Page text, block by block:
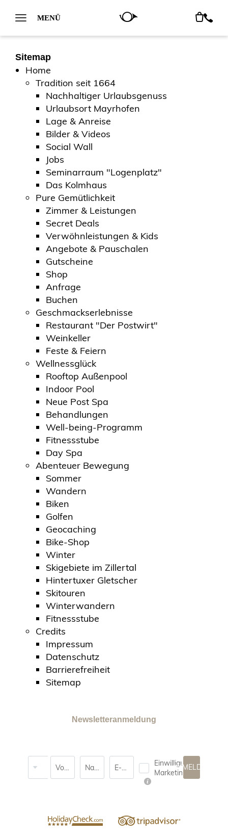
MENÜ
Sitemap
Home
Tradition seit 1664
Nachhaltiger Urlaubsgenuss
Urlaubsort Mayrhofen
Lage & Anreise
Bilder & Videos
Social Wall
Jobs
Seminarraum "Logenplatz"
Das Kolmhaus
Pure Gemütlichkeit
Zimmer & Leistungen
Secret Deals
Verwöhnleistungen & Kids
Angebote & Pauschalen
Gutscheine
Shop
Anfrage
Buchen
Geschmackserlebnisse
Restaurant "Der Postwirt"
Weinkeller
Feste & Feiern
Wellnessglück
Rooftop Außenpool
Indoor Pool
Neue Post Spa
Behandlungen
Well-being-Programm
Fitnessstube
Day Spa
Abenteuer Bewegung
Sommer
Wandern
Biken
Golfen
Geocaching
Bike-Shop
Winter
Skigebiete im Zillertal
Hintertuxer Gletscher
Skitouren
Winterwandern
Fitnessstube
Credits
Impressum
Datenschutz
Barrierefreiheit
Sitemap
Newsletteranmeldung
Vorname Nachname*
Einwilligung
Marketing*
ANMELDEN